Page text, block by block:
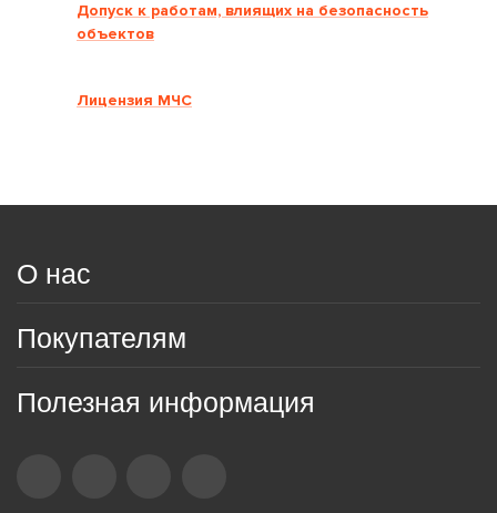
Допуск к работам, влиящих на безопасность
объектов
Лицензия МЧС
О нас
Покупателям
Полезная информация